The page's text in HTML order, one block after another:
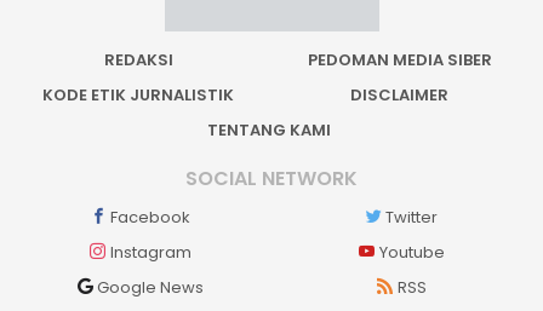
REDAKSI
PEDOMAN MEDIA SIBER
KODE ETIK JURNALISTIK
DISCLAIMER
TENTANG KAMI
SOCIAL NETWORK
Facebook
Twitter
Instagram
Youtube
Google News
RSS